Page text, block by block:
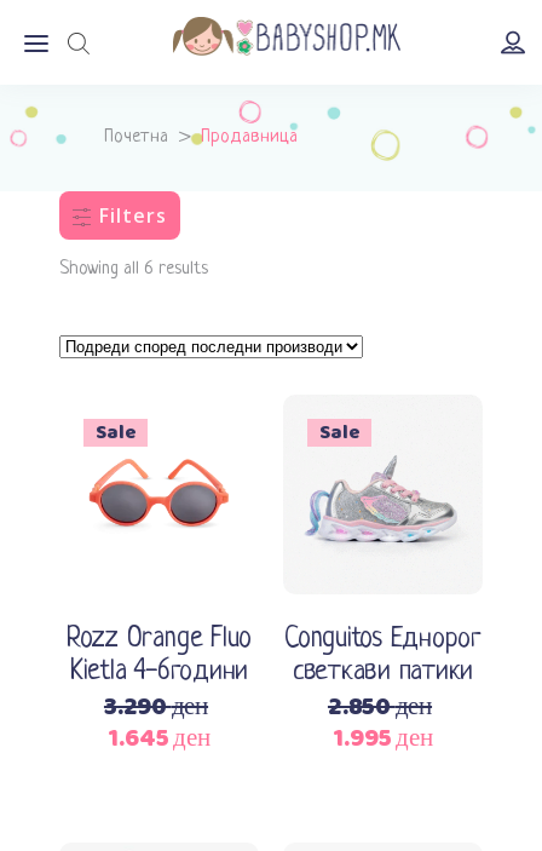
Почетна >Продавница
Filters
Showing all 6 results
Sale
Додади во кошничка
Rozz Orange Fluo
Kietla 4-6години
3.290ден
Original
1.645денCurrent
Sale
Изберете опции
Conguitos Еднорог
светкави патики
2.850ден
Original
1.995денCurrent